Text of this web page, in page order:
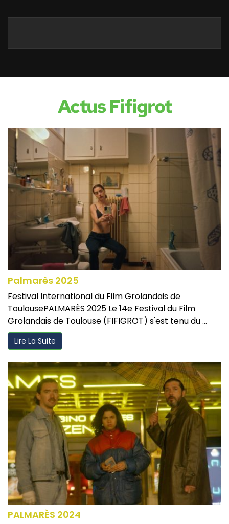
Actus Fifigrot
Palmarès 2025
Festival International du Film Grolandais de
ToulousePALMARÈS 2025 Le 14e Festival du Film
Grolandais de Toulouse (FIFIGROT) s'est tenu du ...
Lire La Suite
PALMARÈS 2024